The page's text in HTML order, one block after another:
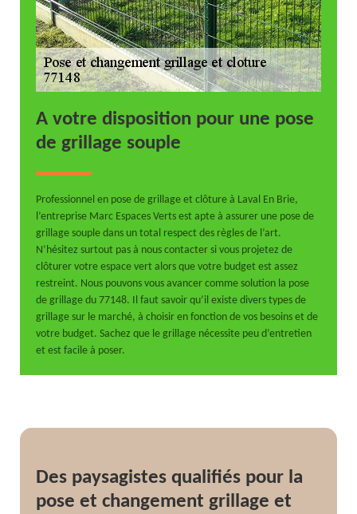
A votre disposition pour une pose
de grillage souple
Professionnel en pose de grillage et clôture à Laval En Brie,
l’entreprise Marc Espaces Verts est apte à assurer une pose de
grillage souple dans un total respect des règles de l’art.
N’hésitez surtout pas à nous contacter si vous projetez de
clôturer votre espace vert alors que votre budget est assez
restreint. Nous pouvons vous avancer comme solution la pose
de grillage du 77148. Il faut savoir qu’il existe divers types de
grillage sur le marché, à choisir en fonction de vos besoins et de
votre budget. Sachez que le grillage nécessite peu d’entretien
et est facile à poser.
Des paysagistes qualifiés pour la
pose et changement grillage et